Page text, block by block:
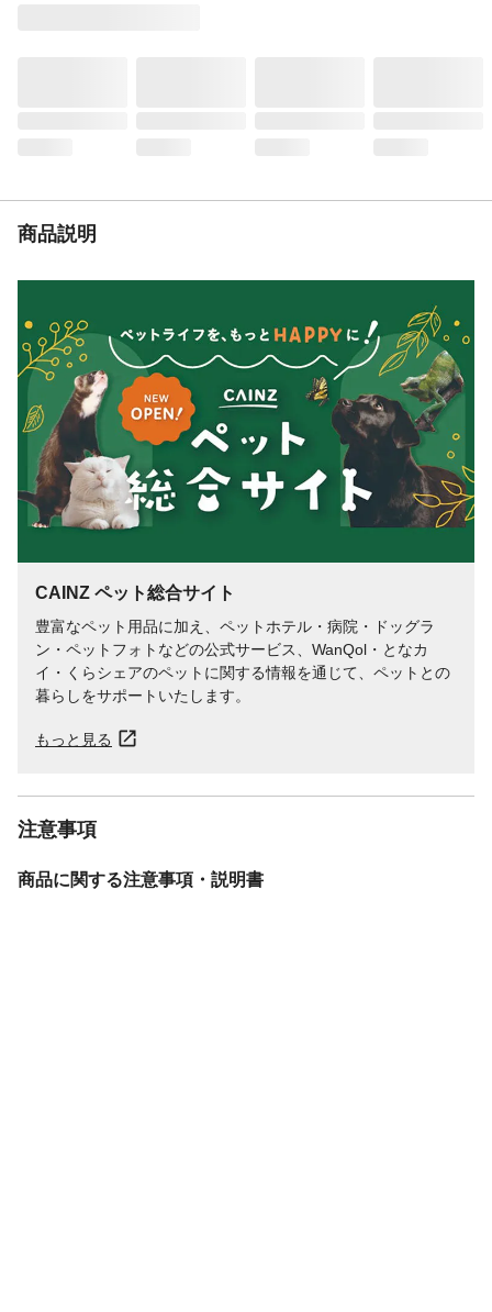
と色が落ちることがあります。洗濯後はす
商品説明
CAINZ ペット総合サイト
豊富なペット用品に加え、ペットホテル・病院・ドッグラ
ン・ペットフォトなどの公式サービス、WanQol・となカ
イ・くらシェアのペットに関する情報を通じて、ペットとの
暮らしをサポートいたします。
もっと見る
注意事項
商品に関する注意事項・説明書